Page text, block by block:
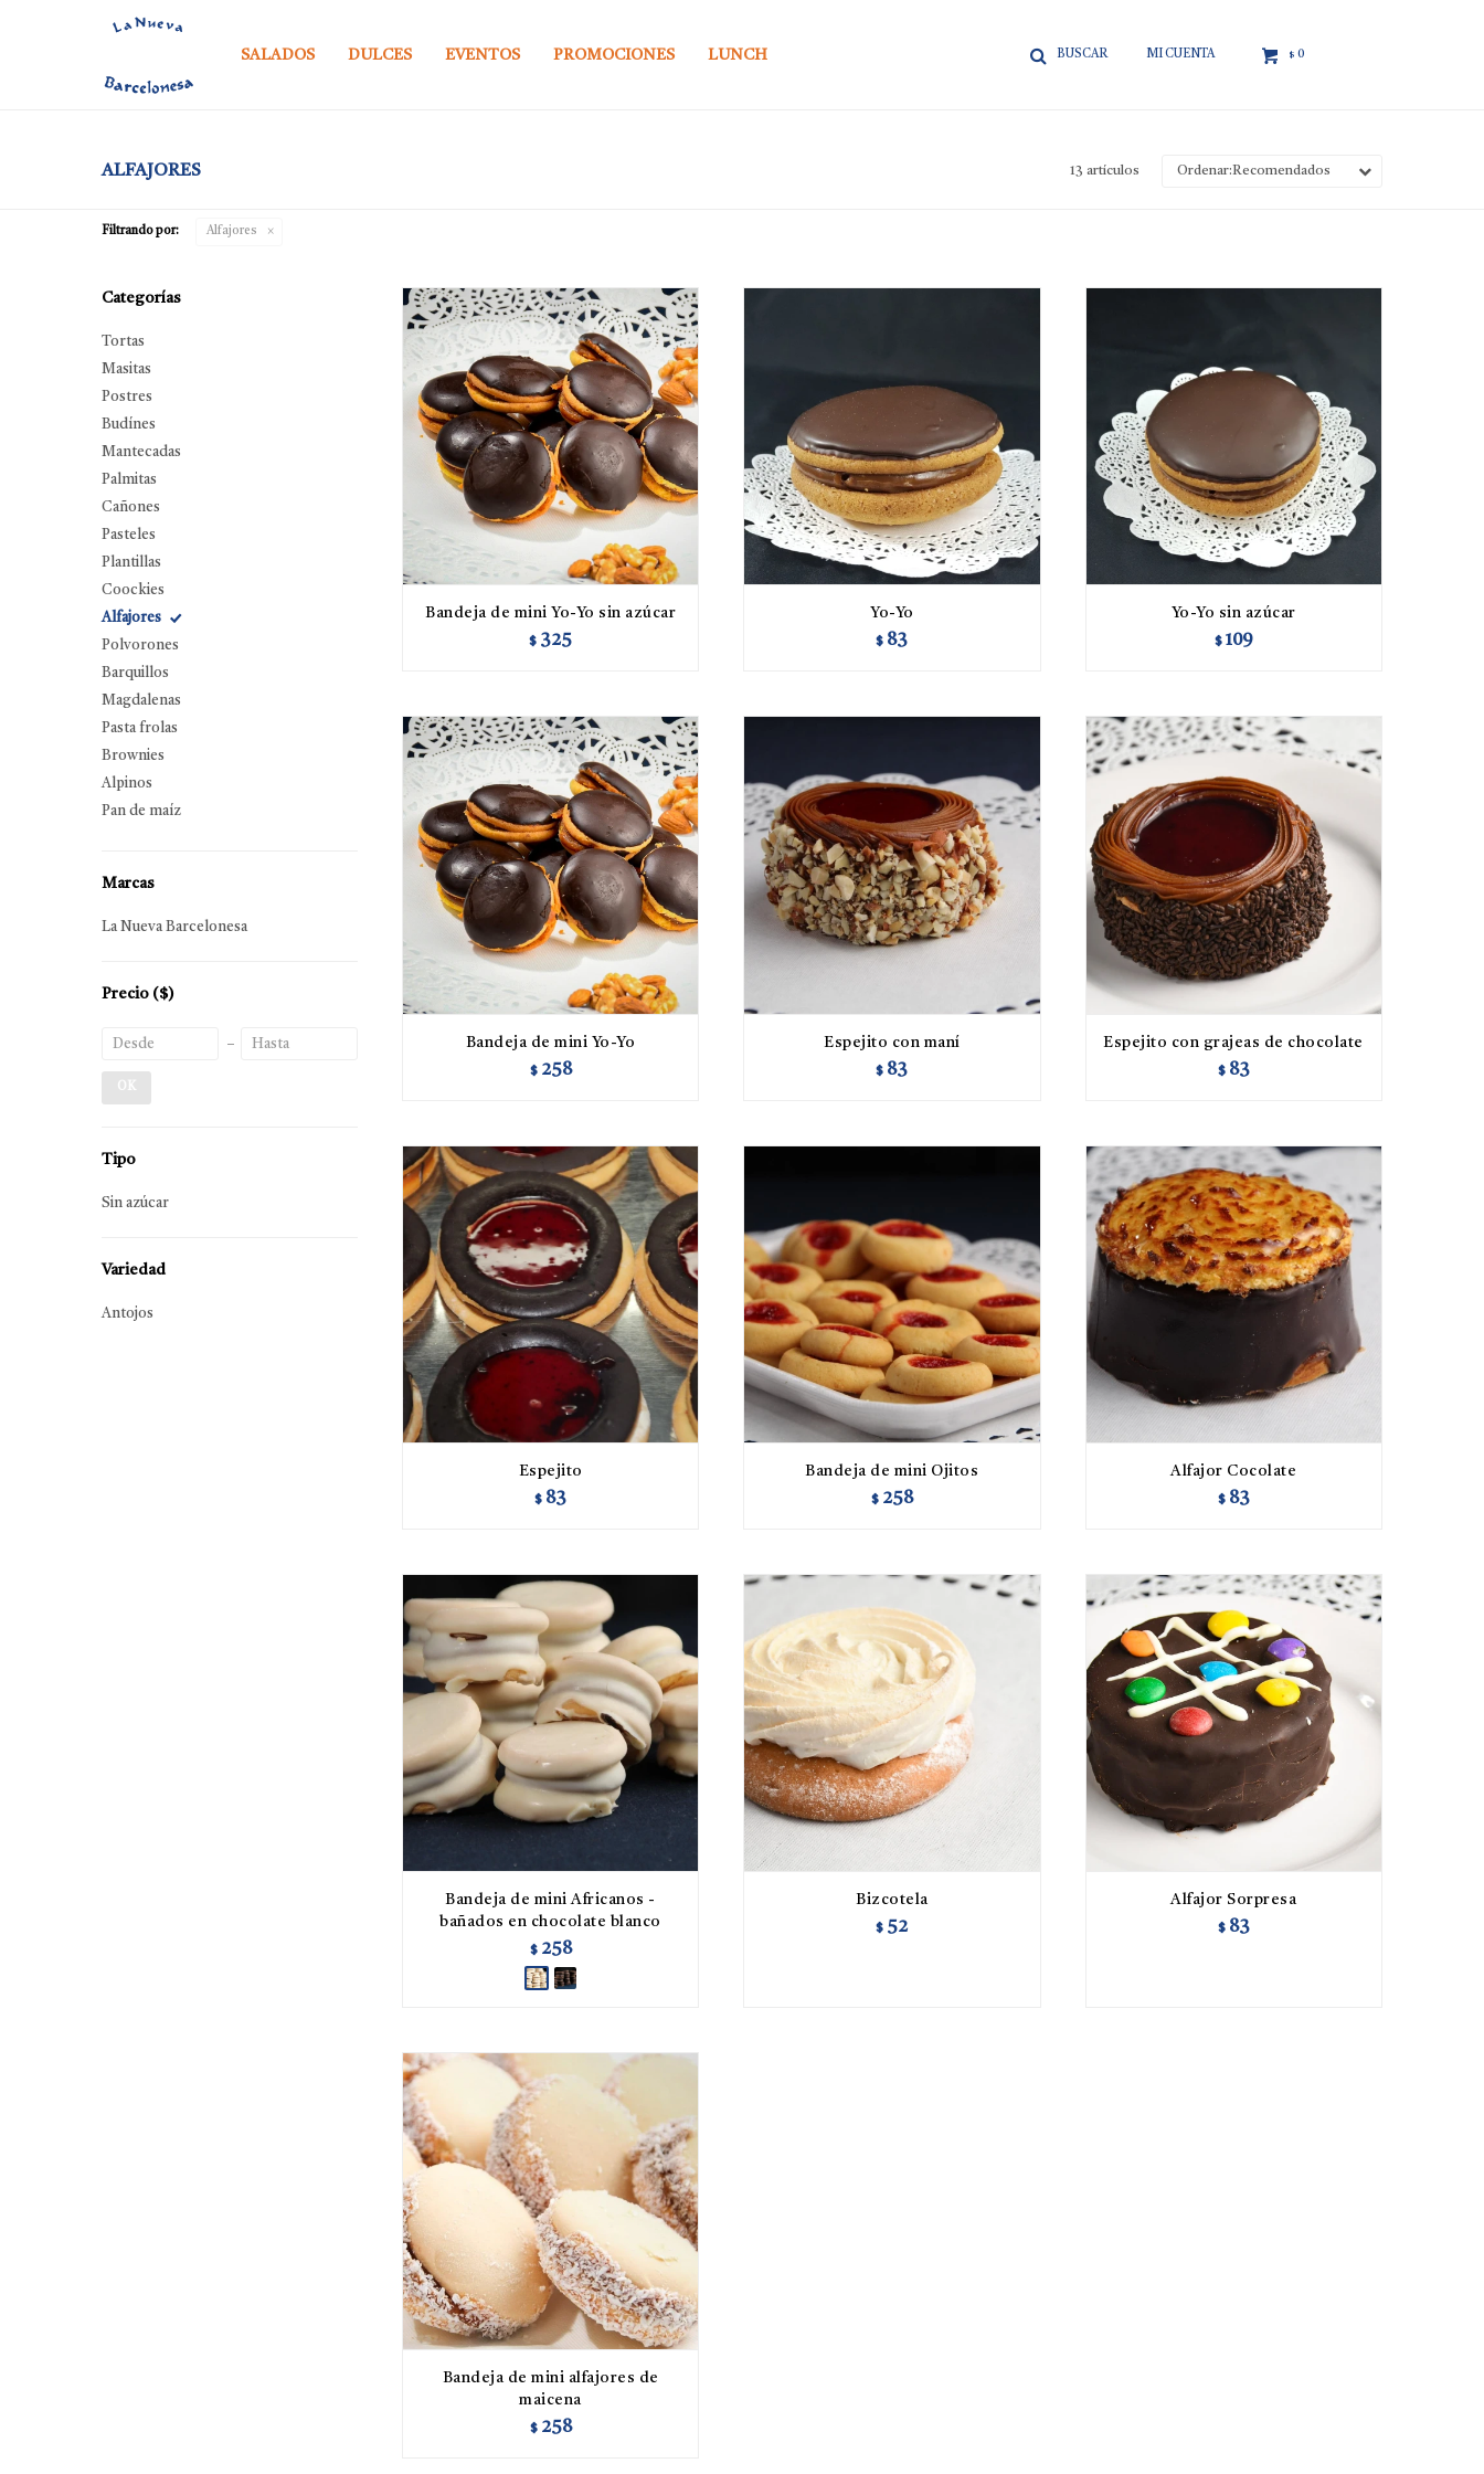
SALADOS DULCES EVENTOS PROMOCIONES LUNCH $ 0
ALFAJORES 13 artículos Recomendados
Filtrando por: Alfajores
Bandeja de mini Yo-Yo sin azúcar
$ 325
Yo-Yo
$ 83
Yo-Yo sin azúcar
$ 109
Bandeja de mini Yo-Yo
$ 258
Espejito con maní
$ 83
Espejito con grajeas de chocolate
$ 83
Espejito
$ 83
Bandeja de mini Ojitos
$ 258
Alfajor Cocolate
$ 83
Bandeja de mini Africanos -
bañados en chocolate blanco
$ 258
Bizcotela
$ 52
Alfajor Sorpresa
$ 83
Bandeja de mini alfajores de
maicena
$ 258
Categorías
Tortas
Masitas
Postres
Budínes
Mantecadas
Palmitas
Cañones
Pasteles
Plantillas
Coockies
Alfajores
Polvorones
Barquillos
Magdalenas
Pasta frolas
Brownies
Alpinos
Pan de maíz
Marcas
La Nueva Barcelonesa
Precio ($)
OK
Tipo
Sin azúcar
Variedad
Antojos